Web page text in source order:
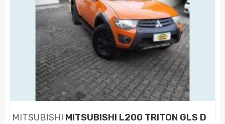
MITSUBISHI MITSUBISHI L200 TRITON GLS D